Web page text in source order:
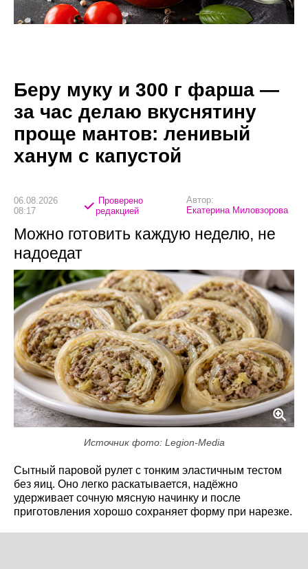
Беру муку и 300 г фарша —
за час делаю вкуснятину
проще мантов: ленивый
ханум с капустой
06.08.2026
08:17
Проверено
редакцией
Автор:
Екатерина Миловзорова
Можно готовить каждую неделю, не
надоедат
Источник фото: Legion-Media
Сытный паровой рулет с тонким эластичным тестом
без яиц. Оно легко раскатывается, надёжно
удерживает сочную мясную начинку и после
приготовления хорошо сохраняет форму при нарезке.